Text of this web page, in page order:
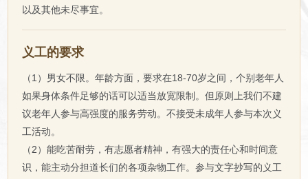
以及其他未尽事宜。
义工的要求
（1）男女不限。年龄方面，要求在18-70岁之间，个别老年人
如果身体条件足够的话可以适当放宽限制。但原则上我们不建
议老年人参与高强度的服务劳动。不接受未成年人参与本次义
工活动。
（2）能吃苦耐劳，有志愿者精神，有强大的责任心和时间意
识，能主动分担道长们的各项杂物工作。参与文字抄写的义工